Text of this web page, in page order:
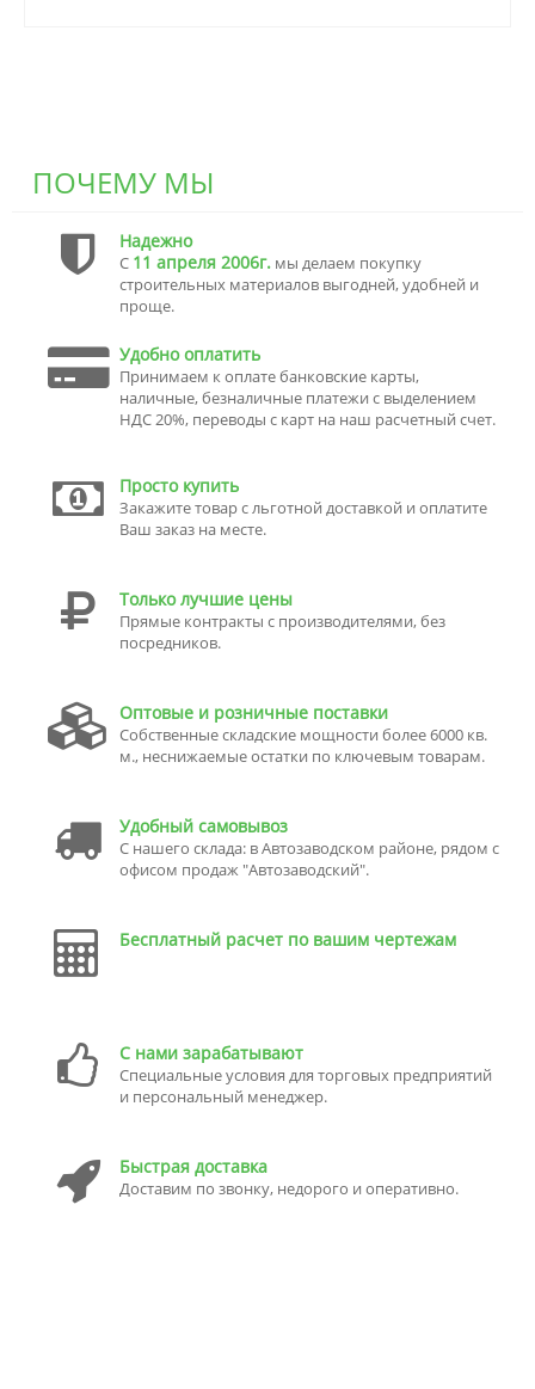
ПОЧЕМУ МЫ
Надежно
С 11 апреля 2006г. мы делаем покупку
строительных материалов выгодней, удобней и
проще.
Удобно оплатить
Принимаем к оплате банковские карты,
наличные, безналичные платежи с выделением
НДС 20%, переводы с карт на наш расчетный счет.
Просто купить
Закажите товар с льготной доставкой и оплатите
Ваш заказ на месте.
Только лучшие цены
Прямые контракты с производителями, без
посредников.
Оптовые и розничные поставки
Собственные складские мощности более 6000 кв.
м., неснижаемые остатки по ключевым товарам.
Удобный самовывоз
С нашего склада: в Автозаводском районе, рядом с
офисом продаж "Автозаводский".
Бесплатный расчет по вашим чертежам
С нами зарабатывают
Специальные условия для торговых предприятий
и персональный менеджер.
Быстрая доставка
Доставим по звонку, недорого и оперативно.